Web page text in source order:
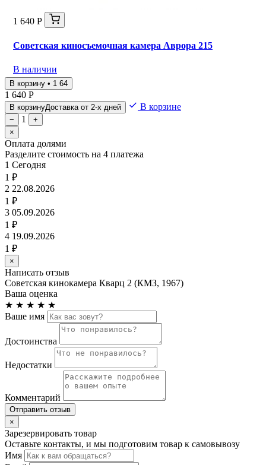
1 640 Р
Советская киносъемочная камера Аврора 215
В наличии
В корзину • 1 64
1 640 Р
В корзинуДоставка от 2-х дней В корзине
− 1
+
×
Оплата долями
Разделите стоимость на 4 платежа
1 Сегодня
1 ₽
2 22.08.2026
1 ₽
3 05.09.2026
1 ₽
4 19.09.2026
1 ₽
×
Написать отзыв
Советская кинокамера Кварц 2 (КМЗ, 1967)
Ваша оценка
★ ★ ★ ★ ★
Ваше имя
Достоинства
Недостатки
Комментарий
Отправить отзыв
×
Зарезервировать товар
Оставьте контакты, и мы подготовим товар к самовывозу
Имя